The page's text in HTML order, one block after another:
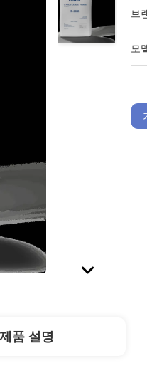
브
모
제품 설명